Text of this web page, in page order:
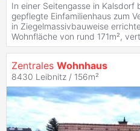
In einer Seitengasse in Kalsdorf
gepflegte Einfamilienhaus zum
in Ziegelmassivbauweise
Wohnfläche von rund 171m²,
Zentrales Wohnhaus
8430 Leibnitz / 156m²